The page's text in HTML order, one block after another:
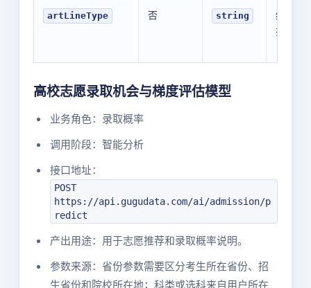
artLineType 否 string
统考成
排名
高校志愿录取机会与梯度评估模型
业务角色：录取概率
调用阶段：智能分析
接口地址：
POST
https://api.gugudata.com/ai/admission/p
redict
产出用途：用于志愿推荐和录取概率说明。
参数来源：省份参数需要区分考生所在省份、招
生省份和院校所在地；科类或选科来自用户所在